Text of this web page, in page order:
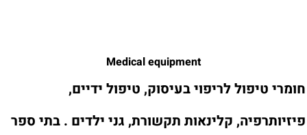
Medical equipment
טיפול לריפוי בעיסוק, טיפול ידיים,
קלינאות תקשורת, גני ילדים . בתי ספר